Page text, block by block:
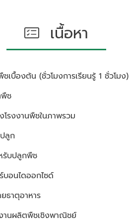
เนื้อหา
เบื้องต้น (ชั่วโมงการเรียนรู้ 1 ชั่วโมง)
พืช
รงงานพืชในภาพรวม
ลูก
รับปลูกพืช
บอนไดออกไซด์
ธาตุอาหาร
านผลิตพืชเชิงพาณิชย์